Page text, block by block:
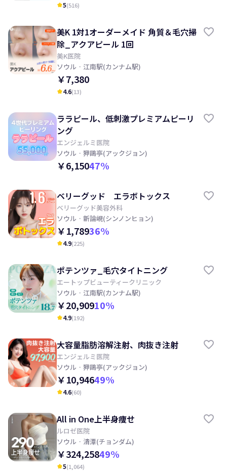
kid_star5(516)
美K 1対1オーダーメイド 角質＆毛穴掃
除_アクアピール 1回
美K医院
ソウル · 江南駅(カンナム駅)
￥7,380
kid_star4.6(13)
ララピール、低刺激プレミアムピーリ
ング
エンジェルミ医院
ソウル · 狎鷗亭(アックジョン)
￥6,15047%
ベリーグッド エラボトックス
ベリーグッド美容外科
ソウル · 新論峴(シンノンヒョン)
￥1,78936%
kid_star4.9(225)
ポテンツァ_毛穴タイトニング
エートップビューティークリニック
ソウル · 江南駅(カンナム駅)
￥20,90910%
kid_star4.9(192)
大容量脂肪溶解注射、肉抜き注射
エンジェルミ医院
ソウル · 狎鷗亭(アックジョン)
￥10,94649%
kid_star4.6(60)
All in One上半身痩せ
ルロゼ医院
ソウル · 清潭(チョンダム)
￥324,25849%
kid_star5(1,064)